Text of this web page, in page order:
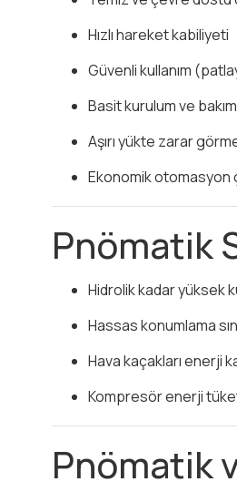
Hızlı hareket kabiliyeti
Güvenli kullanım
Basit kurulum ve bakım
Aşırı yükte zarar
Ekonomik otomasyon
Pnömatik
Hidrolik kadar yüksek
Hassas konumlama
Hava kaçakları enerji
Kompresör enerji
Pnömatik